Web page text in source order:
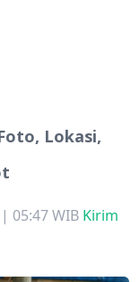
Lokasi,
05:47 WIB Kirim